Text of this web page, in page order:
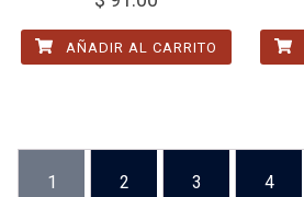
AÑADIR AL CARRITO
1 2 3 4